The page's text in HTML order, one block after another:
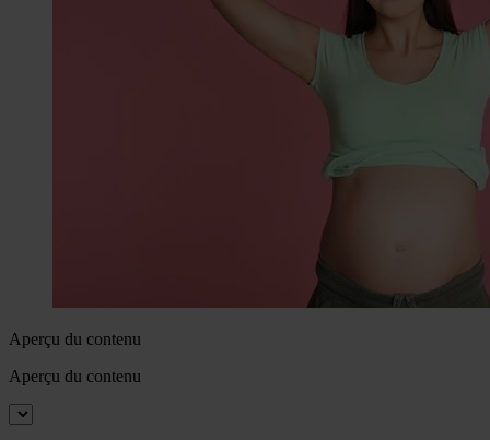
Aperçu du contenu
Aperçu du contenu